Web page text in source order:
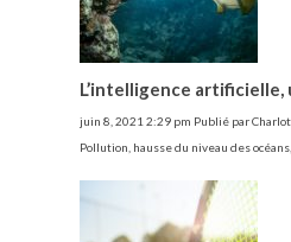
L’intelligence artificielle,
juin 8, 2021 2:29 pm Publié par
Pollution, hausse du niveau des